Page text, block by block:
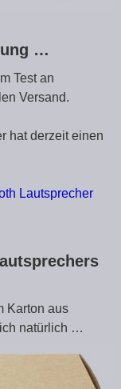
…
Test an
Versand.
hat derzeit einen
Lautsprecher
Karton aus
natürlich …